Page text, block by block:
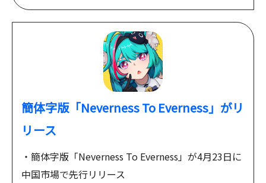
簡体字版「Neverness To Everness」がリ
リース
・簡体字版「Neverness To Everness」が4月23日に
中国市場で先行リリース